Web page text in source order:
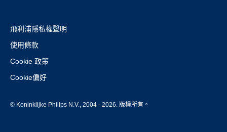
飛利浦隱私權聲明
使用條款
Cookie 政策
Cookie偏好
© Koninklijke Philips N.V., 2004 - 2026. 版權所有。